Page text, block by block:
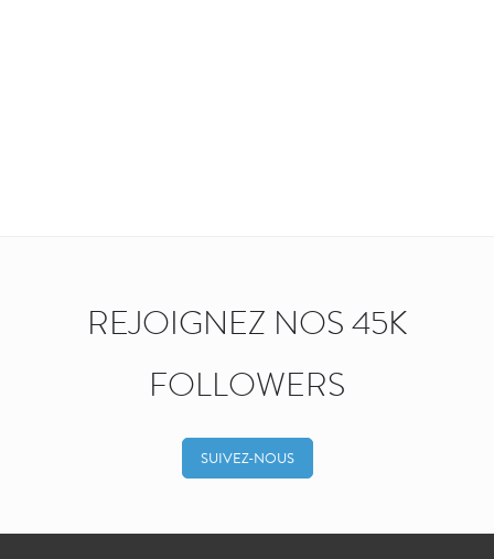
REJOIGNEZ NOS 45K
FOLLOWERS
SUIVEZ-NOUS